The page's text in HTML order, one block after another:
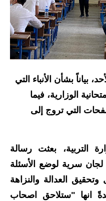
المنح المالية
قطع الاراضي
العراق
الاخبار السياسية
الاخبار الامنية
الاخبار الرياضية
المدارس
اخبار وقرارات وزارة التربية
بياناً بشأن الأنباء التي
الوزارية، فيما
التي تروج إلى
التربية، بعثت رسالة
لجان سرية لوضع الأسئلة
العدالة والنزاهة
انها "ستلاحق اصحاب